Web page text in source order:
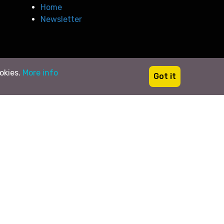
Home
Newsletter
More info Got it